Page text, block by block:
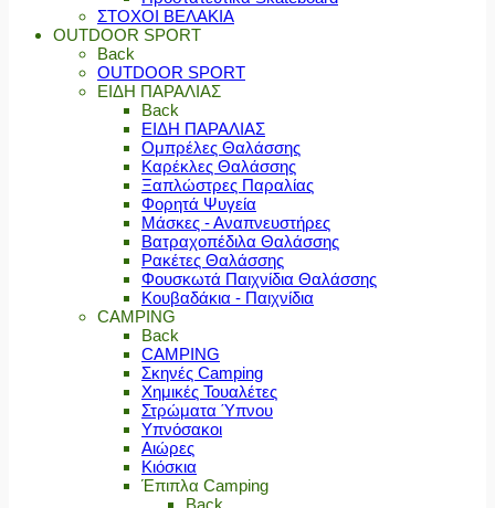
ΣΤΟΧΟΙ ΒΕΛΑΚΙΑ
OUTDOOR SPORT
Back
OUTDOOR SPORT
ΕΙΔΗ ΠΑΡΑΛΙΑΣ
Back
ΕΙΔΗ ΠΑΡΑΛΙΑΣ
Ομπρέλες Θαλάσσης
Καρέκλες Θαλάσσης
Ξαπλώστρες Παραλίας
Φορητά Ψυγεία
Μάσκες - Αναπνευστήρες
Βατραχοπέδιλα Θαλάσσης
Ρακέτες Θαλάσσης
Φουσκωτά Παιχνίδια Θαλάσσης
Κουβαδάκια - Παιχνίδια
CAMPING
Back
CAMPING
Σκηνές Camping
Χημικές Τουαλέτες
Στρώματα Ύπνου
Υπνόσακοι
Αιώρες
Κιόσκια
Έπιπλα Camping